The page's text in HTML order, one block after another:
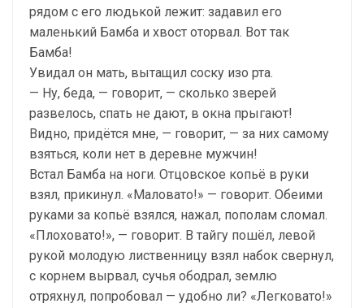
рядом с его людькой лежит: задавил его
маленький Бамба и хвост оторвал. Вот так
Бамба!
Увидал он мать, вытащил соску изо рта.
— Ну, беда, — говорит, — сколько зверей
развелось, спать не дают, в окна прыгают!
Видно, придётся мне, — говорит, — за них самому
взяться, коли нет в деревне мужчин!
Встал Бамба на ноги. Отцовское копьё в руки
взял, прикинул. «Маловато!» — говорит. Обеими
руками за копьё взялся, нажал, пополам сломал.
«Плоховато!», — говорит. В тайгу пошёл, левой
рукой молодую лиственницу взял набок свернул,
с корнем вырвал, сучья ободрал, землю
отряхнул, попробовал — удобно ли? «Легковато!»